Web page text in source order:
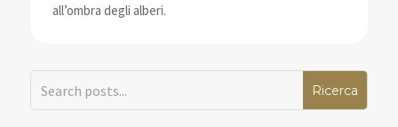
all’ombra degli alberi.